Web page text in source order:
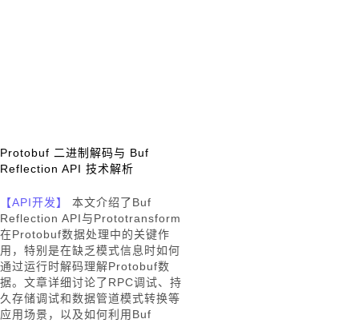
Protobuf 二进制解码与 Buf
Reflection API 技术解析
【API开发】
本文介绍了Buf
Reflection API与Prototransform
在Protobuf数据处理中的关键作
用，特别是在缺乏模式信息时如何
通过运行时解码理解Protobuf数
据。文章详细讨论了RPC调试、持
久存储调试和数据管道模式转换等
应用场景，以及如何利用Buf